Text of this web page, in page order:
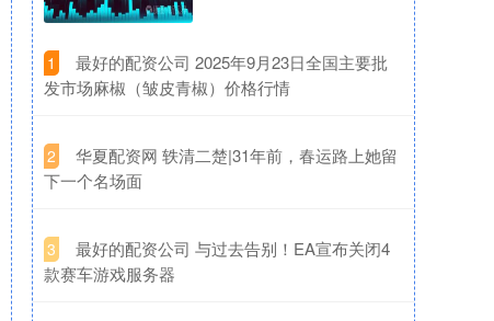
1
​最好的配资公司 2025年9月23日全国主要批
发市场麻椒（皱皮青椒）价格行情
2
​华夏配资网 轶清二楚|31年前，春运路上她留
下一个名场面
3
​最好的配资公司 与过去告别！EA宣布关闭4
款赛车游戏服务器